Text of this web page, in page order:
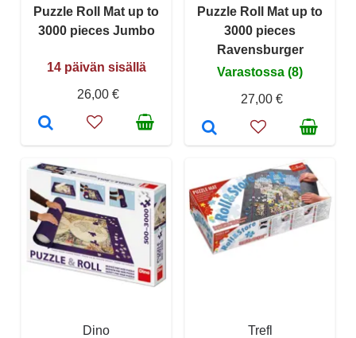
Puzzle Roll Mat up to
3000 pieces Jumbo
14 päivän sisällä
26,00 €
Puzzle Roll Mat up to
3000 pieces
Ravensburger
Varastossa (8)
27,00 €
Dino
Trefl